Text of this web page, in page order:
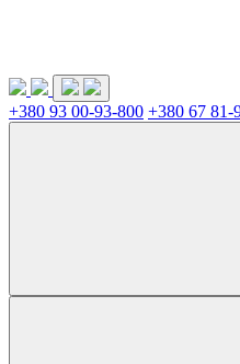
+380 93 00-93-800 +380 67 81-